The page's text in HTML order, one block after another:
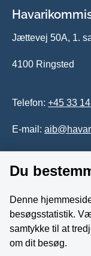
Jættevej 50A, 1.
4100 Ringsted
Telefon: +45 33
E-mail:
Følg os på
Du
Denne
besøgsstatistik.
samtykke til at
om dit besøg.